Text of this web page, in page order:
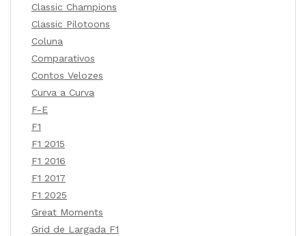
Classic Champions
Classic Pilotoons
Coluna
Comparativos
Contos Velozes
Curva a Curva
F-E
F1
F1 2015
F1 2016
F1 2017
F1 2025
Great Moments
Grid de Largada F1